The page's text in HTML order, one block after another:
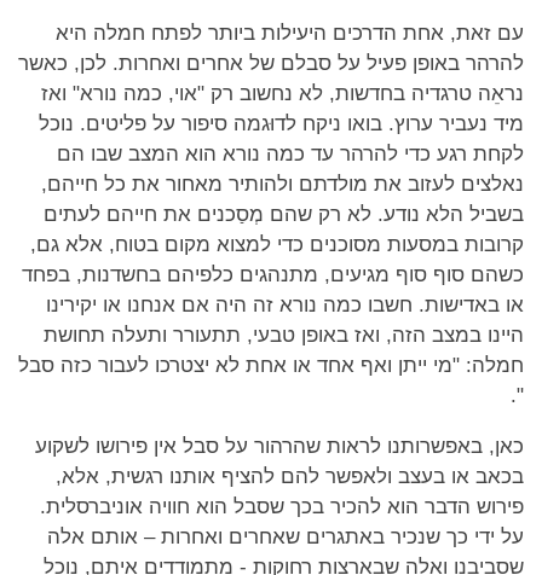
עם זאת, אחת הדרכים היעילות ביותר לפתח חמלה היא
להרהר באופן פעיל על סבלם של אחרים ואחרות. לכן, כאשר
נראֵה טרגדיה בחדשות, לא נחשוב רק "אוי, כמה נורא" ואז
מיד נעביר ערוץ. בואו ניקח לדוּגמה סיפור על פליטים. נוכל
לקחת רגע כדי להרהר עד כמה נורא הוא המצב שבו הם
נאלצים לעזוב את מולדתם ולהותיר מאחור את כל חייהם,
בשביל הלא נודע. לא רק שהם מְסַכנים את חייהם לעתים
קרובות במסעות מסוכנים כדי למצוא מקום בטוח, אלא גם,
כשהם סוף סוף מגיעים, מתנהגים כלפיהם בחשדנות, בפחד
או באדישות. חשבו כמה נורא זה היה אם אנחנו או יקירינו
היינו במצב הזה, ואז באופן טבעי, תתעורר ותעלה תחושת
חמלה: "מי ייתן ואף אחד או אחת לא יצטרכו לעבור כזה סבל
".
כאן, באפשרותנו לראות שהרהור על סבל אין פירושו לשקוע
בכאב או בעצב ולאפשר להם להציף אותנו רגשית, אלא,
פירוש הדבר הוא להכיר בכך שסבל הוא חוויה אוניברסלית.
על ידי כך שנכיר באתגרים שאחרים ואחרות – אותם אלה
שסביבנו ואלה שבארצות רחוקות - מתמודדים איתם, נוכל